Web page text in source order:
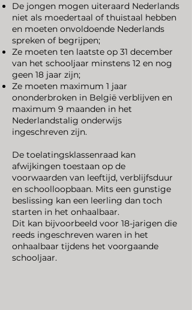
De jongen mogen uiteraard Nederlands
niet als moedertaal of thuistaal hebben
en moeten onvoldoende Nederlands
spreken of begrijpen;
Ze moeten ten laatste op 31 december
van het schooljaar minstens 12 en nog
geen 18 jaar zijn;
Ze moeten maximum 1 jaar
ononderbroken in België verblijven en
maximum 9 maanden in het
Nederlandstalig onderwijs
ingeschreven zijn.
De toelatingsklassenraad kan
afwijkingen toestaan op de
voorwaarden van leeftijd, verblijfsduur
en schoolloopbaan. Mits een gunstige
beslissing kan een leerling dan toch
starten in het onhaalbaar.
Dit kan bijvoorbeeld voor 18-jarigen die
reeds ingeschreven waren in het
onhaalbaar tijdens het voorgaande
schooljaar.